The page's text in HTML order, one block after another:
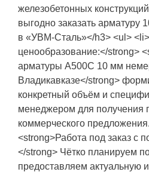
железобетонных
выгодно заказать
в «УВМ-Сталь»</h3> <ul>
ценообразование:</strong>
арматуры А500С 10 мм
Владикавказе</strong>
конкретный объём и
менеджером для получения
коммерческого
<strong>Работа под заказ с
</strong> Чётко планируем
предоставляем актуальную